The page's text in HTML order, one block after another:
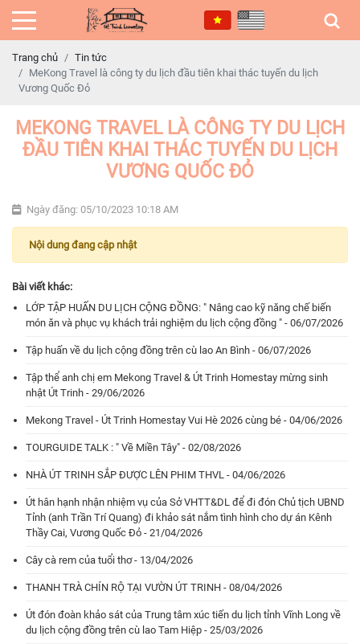
Trang chủ
Tin tức
MeKong Travel là công ty du lịch đầu tiên khai thác tuyến du lịch
Vương Quốc Đỏ
MEKONG TRAVEL LÀ CÔNG TY DU LỊCH
ĐẦU TIÊN KHAI THÁC TUYẾN DU LỊCH
VƯƠNG QUỐC ĐỎ
Ngày đăng: 05/10/2023 10:18 AM
Nội dung đang cập nhật
Bài viết khác:
LỚP TẬP HUẤN DU LỊCH CỘNG ĐỒNG: " Nâng cao kỹ năng chế biến
món ăn và phục vụ khách trải nghiệm du lịch cộng đồng " - 06/07/2026
Tập huấn về du lịch cộng đồng trên cù lao An Bình - 06/07/2026
Tập thể anh chị em Mekong Travel & Út Trinh Homestay mừng sinh
nhật Út Trinh - 29/06/2026
Mekong Travel - Út Trinh Homestay Vui Hè 2026 cùng bé - 04/06/2026
TOURGUIDE TALK : " Về Miền Tây" - 02/08/2026
NHÀ ÚT TRINH SẮP ĐƯỢC LÊN PHIM THVL - 04/06/2026
Út hân hạnh nhận nhiệm vụ của Sở VHTT&DL để đi đón Chủ tịch UBND
Tỉnh (anh Trần Trí Quang) đi khảo sát nắm tình hình cho dự án Kênh
Thầy Cai, Vương Quốc Đỏ - 21/04/2026
Cây cà rem của tuổi thơ - 13/04/2026
THANH TRÀ CHÍN RỘ TẠI VƯỜN ÚT TRINH - 08/04/2026
Út đón đoàn khảo sát của Trung tâm xúc tiến du lịch tỉnh Vĩnh Long về
du lịch cộng đồng trên cù lao Tam Hiệp - 25/03/2026